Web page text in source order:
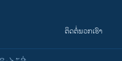
ຕິດຕໍ່ພວກເຮົາ